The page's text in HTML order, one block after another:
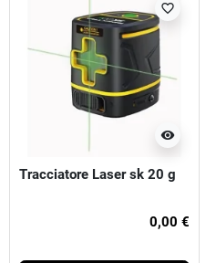
visibility
favorite_border
Tracciatore Laser sk 20 g
0,00 €